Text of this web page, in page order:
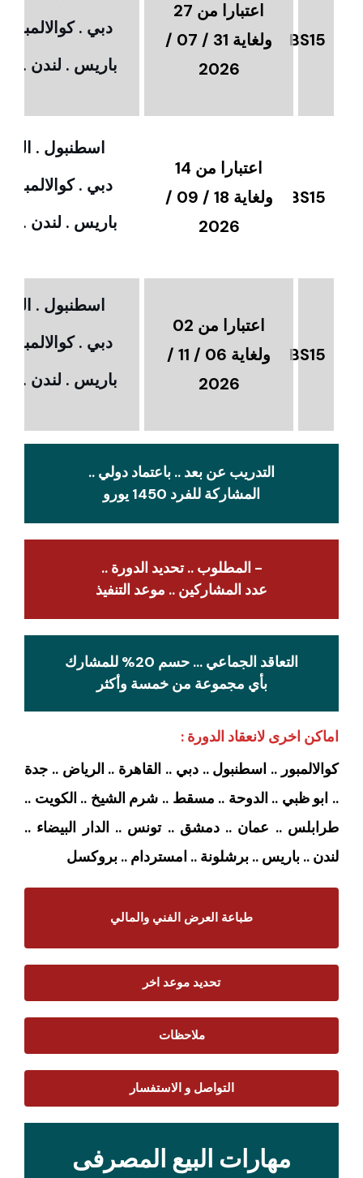
BS15
اعتبارا من 27
ولغاية 31 / 07 /
2026
دبي .
باريس . لندن .
BS15
اعتبارا من 14
ولغاية 18 / 09 /
2026
اسطنبول .
دبي .
باريس . لندن .
BS15
اعتبارا من 02
ولغاية 06 / 11 /
2026
اسطنبول .
دبي .
باريس . لندن .
التدريب عن بعد .. باعتماد دولي ..
المشاركة للفرد 1450 يورو
- المطلوب .. تحديد الدورة ..
عدد المشاركين .. موعد التنفيذ
التعاقد الجماعي … حسم 20% للمشارك
بأي مجموعة من خمسة وأكثر
اماكن اخرى لانعقاد الدورة :
كوالالمبور .. اسطنبول .. دبي .. القاهرة .. الرياض .. جدة
.. ابو ظبي .. الدوحة .. مسقط .. شرم الشيخ .. الكويت ..
طرابلس .. عمان .. دمشق .. تونس .. الدار البيضاء ..
لندن .. باريس .. برشلونة .. امستردام .. بروكسل
طباعة العرض الفني والمالي
تحديد موعد اخر
ملاحظات
التواصل و الاستفسار
مهارات البيع المصرفى